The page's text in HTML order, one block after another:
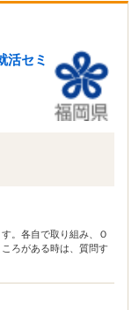
活セミ
。各自で取り組み、Ｏ
ろがある時は、質問す